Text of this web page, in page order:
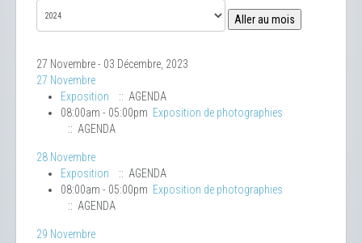
Aller au mois
27 Novembre - 03 Décembre, 2023
27 Novembre
Exposition
:: AGENDA
08:00am - 05:00pm Exposition de photographies
:: AGENDA
28 Novembre
Exposition
:: AGENDA
08:00am - 05:00pm Exposition de photographies
:: AGENDA
29 Novembre